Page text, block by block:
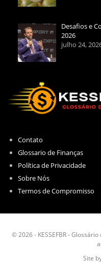
Desafios e
2026
julho 24,
Contato
Glossario de Finanças
Política de Privacidade
Sobre Nós
Termos de Compromisso
© 2026 - KESSEFBR -
Site